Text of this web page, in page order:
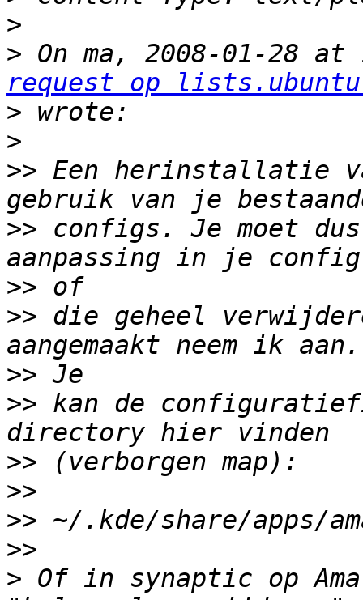
>
> On ma, 2008-01-28
request op
>
>
>> Een herinstallatie
>> configs. Je moet
>>
>> die geheel
>>
>> kan de
>>
>>
>>
>>
> Of in synaptic op